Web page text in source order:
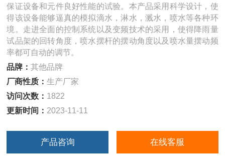
保证设备和元件良好性能的试验。本产品采用科学设计，使
得该设备能够逼真的模拟滴水，淋水，溅水，喷水等各种环
境。走进全面的控制系统以及变频技术的采用，使得降雨量
试品架的回转角度，喷水摆杆的摆动角度以及喷水量摆动频
率都可自动的调节。
品牌：其他品牌
厂商性质：生产厂家
访问次数： 1822
更新时间： 2023-11-11
产品咨询 在线客服